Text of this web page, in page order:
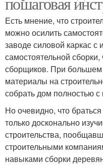
Есть мнение, что
можно осилить
заводе силовой каркас с
самостоятельной
сборщиков. При
материалы на
собрать дом полностью
Но очевидно, что
только досконально
строительства,
строительными
навыками сборки